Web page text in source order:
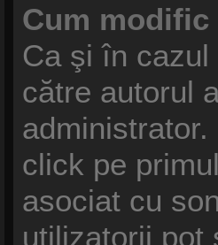
Cum
Ca şi în
către autorul
click pe
asociat cu
utilizatorii pot